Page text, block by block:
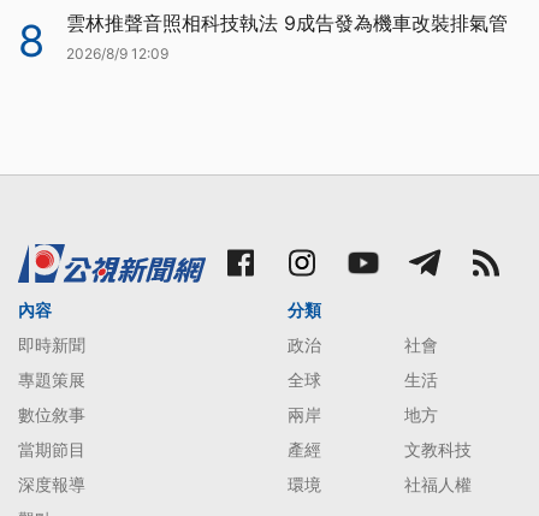
8 雲林推聲音照相科技執法 9成告發為機車改裝排氣管
2026/8/9 12:09
內容
即時新聞
專題策展
數位敘事
當期節目
深度報導
分類
政治
社會
全球
生活
兩岸
地方
產經
文教科技
環境
社福人權